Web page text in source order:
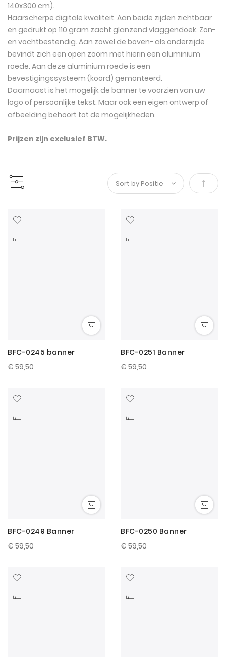
140x300 cm).
Haarscherpe digitale kwaliteit. Aan beide zijden zichtbaar
en gedrukt op 110 gram zacht glanzend vlaggendoek. Zon-
en vochtbestendig. Aan zowel de boven- als onderzijde
bevindt zich een open zoom met hierin een aluminium
roede. Aan deze aluminium roede is een
bevestigingssysteem (koord) gemonteerd.
Daarnaast is het mogelijk de banner te voorzien van uw
logo of persoonlijke tekst. Maar ook een eigen ontwerp of
afbeelding behoort tot de mogelijkheden.
Prijzen zijn exclusief BTW.
Van
BFC-0245 banner
€ 59,50
BFC-0251 Banner
€ 59,50
BFC-0249 Banner
€ 59,50
BFC-0250 Banner
€ 59,50